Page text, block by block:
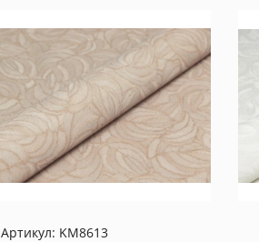
Артикул: KM8613